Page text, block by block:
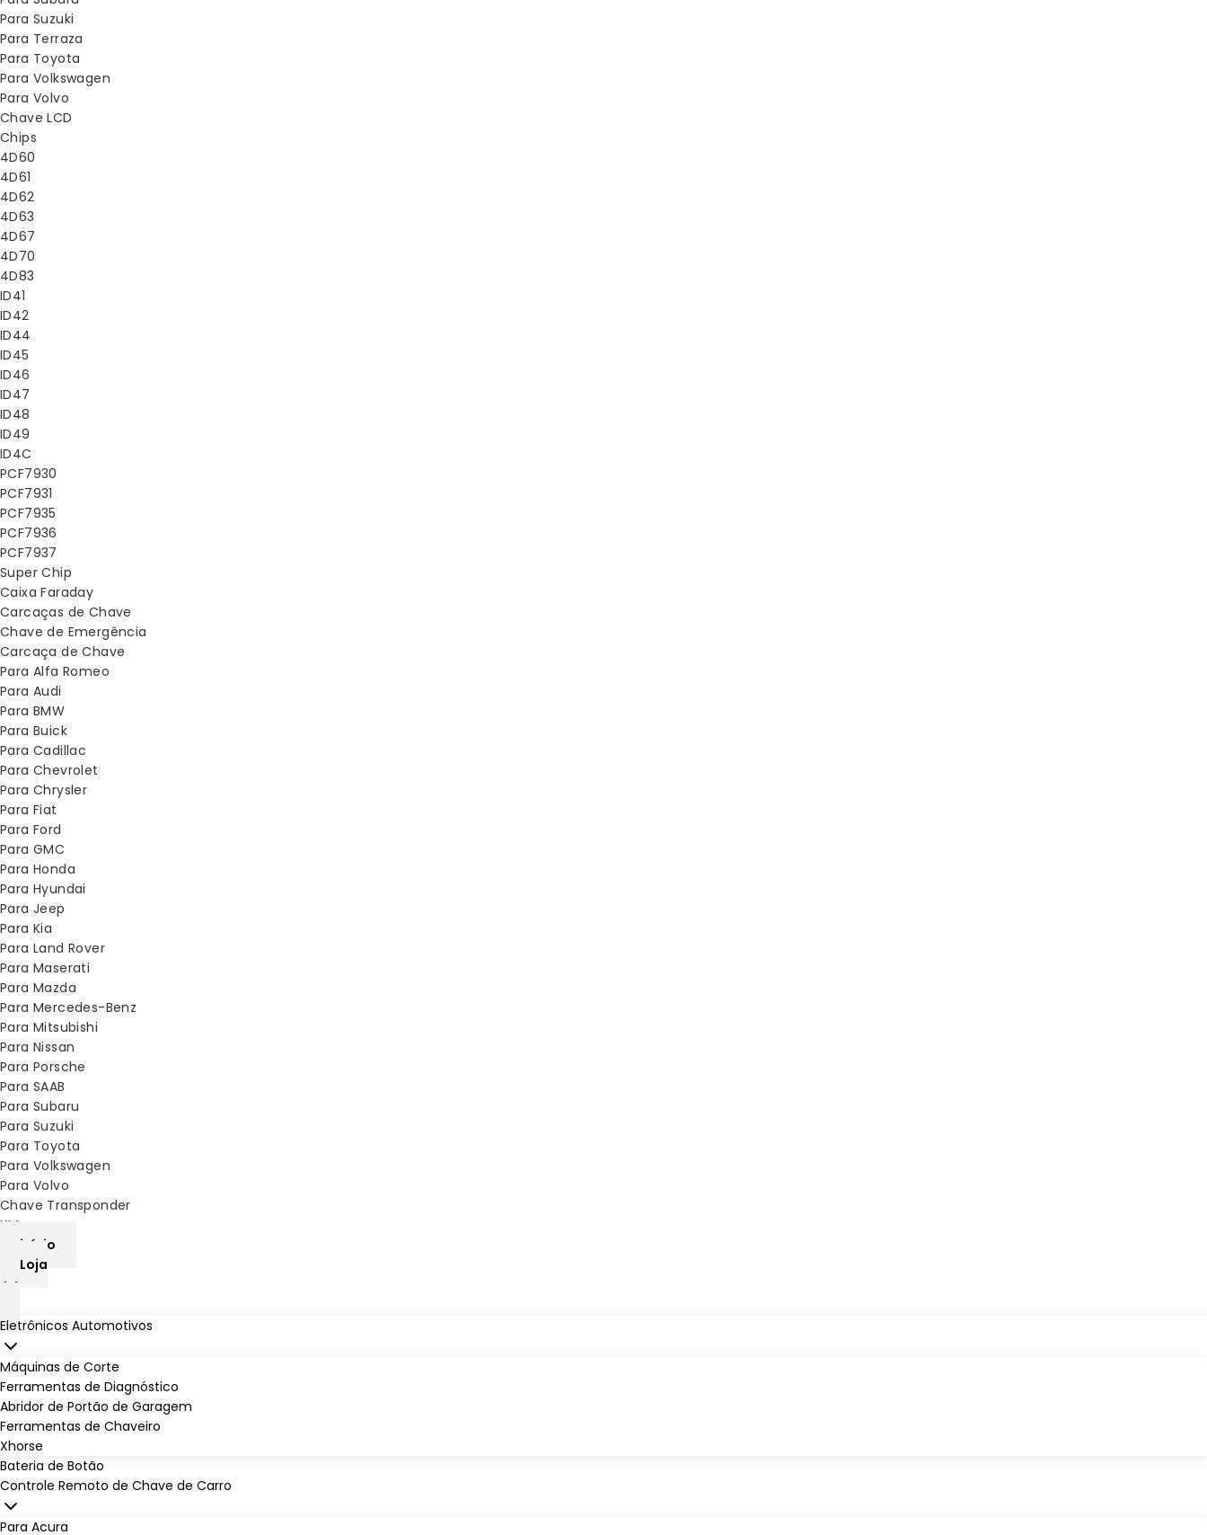
Para Suzuki
Para Terraza
Para Toyota
Para Volkswagen
Para Volvo
Chave LCD
Chips
4D60
4D61
4D62
4D63
4D67
4D70
4D83
ID41
ID42
ID44
ID45
ID46
ID47
ID48
ID49
ID4C
PCF7930
PCF7931
PCF7935
PCF7936
PCF7937
Super Chip
Caixa Faraday
Carcaças de Chave
Chave de Emergência
Carcaça de Chave
Para Alfa Romeo
Para Audi
Para BMW
Para Buick
Para Cadillac
Para Chevrolet
Para Chrysler
Para Fiat
Para Ford
Para GMC
Para Honda
Para Hyundai
Para Jeep
Para Kia
Para Land Rover
Para Maserati
Para Mazda
Para Mercedes-Benz
Para Mitsubishi
Para Nissan
Para Porsche
Para SAAB
Para Subaru
Para Suzuki
Para Toyota
Para Volkswagen
Para Volvo
Chave Transponder
XM
início
Loja
Eletrônicos Automotivos
Máquinas de Corte
Ferramentas de Diagnóstico
Abridor de Portão de Garagem
Ferramentas de Chaveiro
Xhorse
Bateria de Botão
Controle Remoto de Chave de Carro
Para Acura